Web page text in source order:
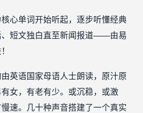
心单词开始听起，逐步听懂经典
、短文独白直至新闻报道——由易
英语国家母语人士朗读，原汁原
女，有老有少。或沉稳，或激
速。几十种声音搭建了一个真实